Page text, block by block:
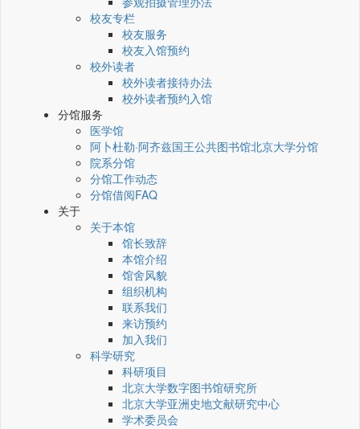
校友专栏
校友服务
校友入馆预约
校外读者
校外读者接待办法
校外读者预约入馆
分馆服务
医学馆
阿卜杜勒·阿齐兹国王公共图书馆北京大学分馆
院系分馆
分馆工作动态
分馆借阅FAQ
关于
关于本馆
馆长致辞
本馆介绍
馆舍风貌
组织机构
联系我们
来访预约
加入我们
科学研究
科研项目
北京大学数字图书馆研究所
北京大学亚洲史地文献研究中心
学术委员会